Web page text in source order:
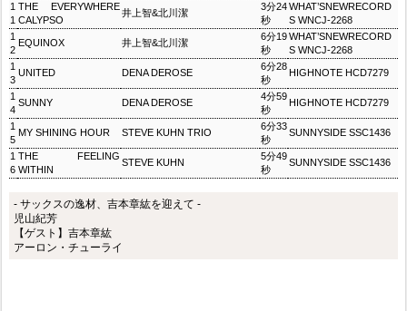
1
1
THE EVERYWHERE
CALYPSO
井上智&北川潔
3分24
秒
WHAT’SNEWRECORD
S WNCJ-2268
1
2
EQUINOX 井上智&北川潔
6分19
秒
WHAT’SNEWRECORD
S WNCJ-2268
1
3
UNITED DENA DEROSE
6分28
秒
HIGHNOTE HCD7279
1
4
SUNNY DENA DEROSE
4分59
秒
HIGHNOTE HCD7279
1
5
MY SHINING HOUR STEVE KUHN TRIO
6分33
秒
SUNNYSIDE SSC1436
1
6
THE FEELING
WITHIN
STEVE KUHN
5分49
秒
SUNNYSIDE SSC1436
- サックスの逸材、吉本章紘を迎えて -
児山紀芳
【ゲスト】吉本章紘
アーロン・チューライ